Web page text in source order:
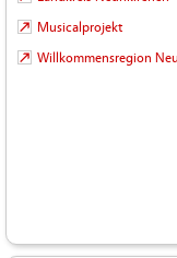
Musicalprojekt
Willkommensregion